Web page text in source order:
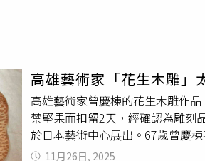
高雄藝術家「花生木雕
高雄藝術家曾慶棟的花生木雕作
禁堅果而扣留2天，經確認為雕刻
於日本藝術中心展出。67歲曾慶
漂流木，在太太鼓勵下萌生讓木
11月26日, 2025